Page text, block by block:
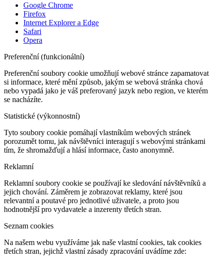
Google Chrome
Firefox
Internet Explorer a Edge
Safari
Opera
Preferenční (funkcionální)
Preferenční soubory cookie umožňují webové stránce zapamatovat
si informace, které mění způsob, jakým se webová stránka chová
nebo vypadá jako je váš preferovaný jazyk nebo region, ve kterém
se nacházíte.
Statistické (výkonnostní)
Tyto soubory cookie pomáhají vlastníkům webových stránek
porozumět tomu, jak návštěvníci interagují s webovými stránkami
tím, že shromažďují a hlásí informace, často anonymně.
Reklamní
Reklamní soubory cookie se používají ke sledování návštěvníků a
jejich chování. Záměrem je zobrazovat reklamy, které jsou
relevantní a poutavé pro jednotlivé uživatele, a proto jsou
hodnotnější pro vydavatele a inzerenty třetích stran.
Seznam cookies
Na našem webu využíváme jak naše vlastní cookies, tak cookies
třetích stran, jejichž vlastní zásady zpracování uvádíme zde: